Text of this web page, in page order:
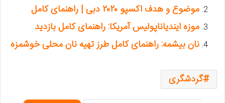
موضوع و هدف اکسپو ۲۰۲۰ دبی | راهنمای کامل
موزه ایندیاناپولیس آمریکا: راهنمای کامل بازدید
نان بیشمه: راهنمای کامل طرز تهیه نان محلی خوشمزه
گردشگری